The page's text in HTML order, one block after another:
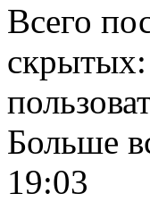
Всего
скрытых:
Больше
19:03